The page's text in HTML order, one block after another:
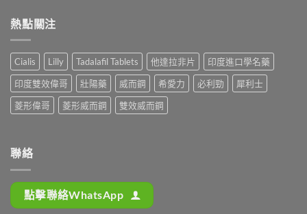
持
完
整
對
比〉
中
全？
購
攻
略：
貨
到
付
辨
別
邊
正
貨？
2026
價
錢、
效
略〉
中
吉
Super
Force
藍
P
香
港
邊
雙
效
熱點關注
Cialis Lilly Tadalafil Tablets 他達拉非片
印度進口學名藥
印度雙效偉哥
壯陽藥 威而鋼 希愛力 必利勁
犀利士
菱形偉哥
菱形威而鋼 雙效威而鋼
聯絡
點擊聯絡WhatsApp